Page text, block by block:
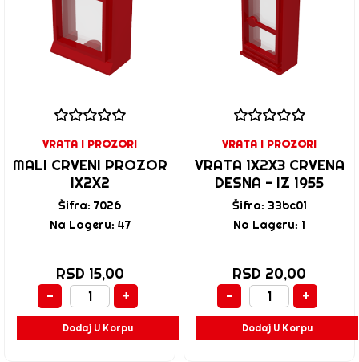
VRATA I PROZORI
MALI CRVENI PROZOR
1X2X2
Šifra: 7026
Na Lageru: 47
RSD 15,00
-
+
Dodaj U Korpu
VRATA I PROZORI
VRATA 1X2X3 CRVENA
DESNA - IZ 1955
Šifra: 33bc01
Na Lageru: 1
RSD 20,00
-
+
Dodaj U Korpu